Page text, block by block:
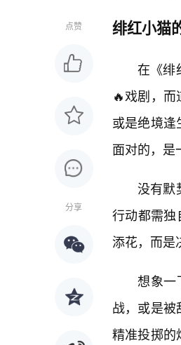
点赞
分享
绯红小猫
在《绯
🔥戏剧，
或是绝境
面对的，是
没有默
行动都需独
添花，而是
想象一
战，或是
精准投掷的